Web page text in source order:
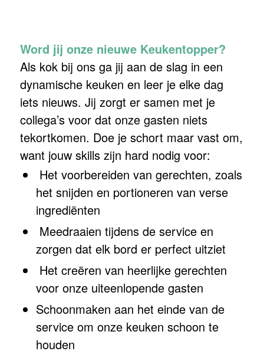
Word jij onze nieuwe Keukentopper?
Als kok bij ons ga jij aan de slag in een
dynamische keuken en leer je elke dag
iets nieuws. Jij zorgt er samen met je
collega’s voor dat onze gasten niets
tekortkomen. Doe je schort maar vast om,
want jouw skills zijn hard nodig voor:
Het voorbereiden van gerechten, zoals
het snijden en portioneren van verse
ingrediënten
Meedraaien tijdens de service en
zorgen dat elk bord er perfect uitziet
Het creëren van heerlijke gerechten
voor onze uiteenlopende gasten
Schoonmaken aan het einde van de
service om onze keuken schoon te
houden